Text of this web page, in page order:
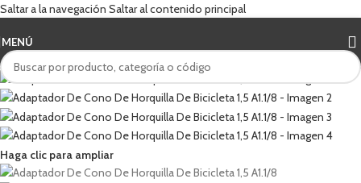
Saltar a la navegación Saltar al contenido principal
MENÚ
Haga clic para ampliar